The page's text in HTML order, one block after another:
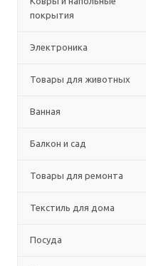
покрытия
Электроника
Товары для животных
Ванная
Балкон и сад
Товары для ремонта
Текстиль для дома
Посуда